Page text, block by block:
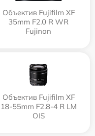
Объектив Fujifilm XF
35mm F2.0 R WR
Fujinon
Объектив Fujifilm XF
18-55mm F2.8-4 R LM
OIS